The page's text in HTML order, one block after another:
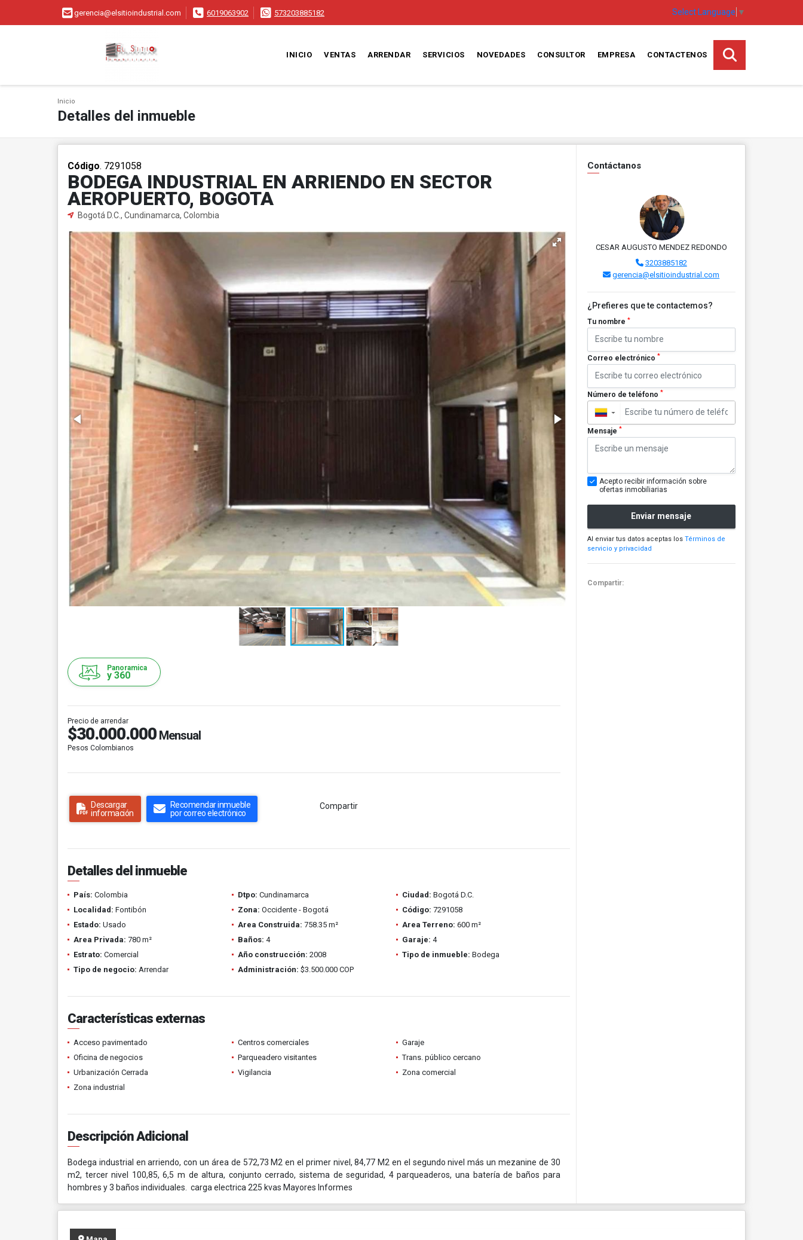
gerencia@elsitioindustrial.com 6019063902 573203885182 Select Language ▼
INICIO VENTAS ARRENDAR SERVICIOS NOVEDADES CONSULTOR EMPRESA CONTACTENOS
Inicio
Detalles del inmueble
Código. 7291058
BODEGA INDUSTRIAL EN ARRIENDO EN SECTOR
AEROPUERTO, BOGOTA
Bogotá D.C., Cundinamarca, Colombia
Panoramica
y 360
Precio de arrendar
$30.000.000 Mensual
Pesos Colombianos
Descargar
información
Recomendar inmueble
por correo electrónico
Compartir
Detalles del inmueble
País: Colombia Dtpo: Cundinamarca Ciudad: Bogotá D.C.
Localidad: Fontibón Zona: Occidente - Bogotá Código: 7291058
Estado: Usado Area Construida: 758.35 m² Area Terreno: 600 m²
Area Privada: 780 m² Baños: 4 Garaje: 4
Estrato: Comercial Año construcción: 2008 Tipo de inmueble: Bodega
Tipo de negocio: Arrendar Administración: $3.500.000 COP
Características externas
Acceso pavimentado Centros comerciales
Garaje
Oficina de negocios
Parqueadero visitantes
Trans. público cercano
Urbanización Cerrada
Vigilancia
Zona comercial
Zona industrial
Descripción Adicional
Bodega industrial en arriendo, con un área de 572,73 M2 en el primer nivel, 84,77 M2 en el segundo nivel más un mezanine de 30
m2, tercer nivel 100,85, 6,5 m de altura, conjunto cerrado, sistema de seguridad, 4 parqueaderos, una batería de baños para
hombres y 3 baños individuales. carga electrica 225 kvas Mayores Informes
Contáctanos
CESAR AUGUSTO MENDEZ REDONDO
3203885182
gerencia@elsitioindustrial.com
¿Prefieres que te contactemos?
Tu nombre *
Correo electrónico *
Número de teléfono *
▼
Mensaje *
Acepto recibir información sobre
ofertas inmobiliarias
Enviar mensaje
Al enviar tus datos aceptas los Términos de
servicio y privacidad
Compartir: